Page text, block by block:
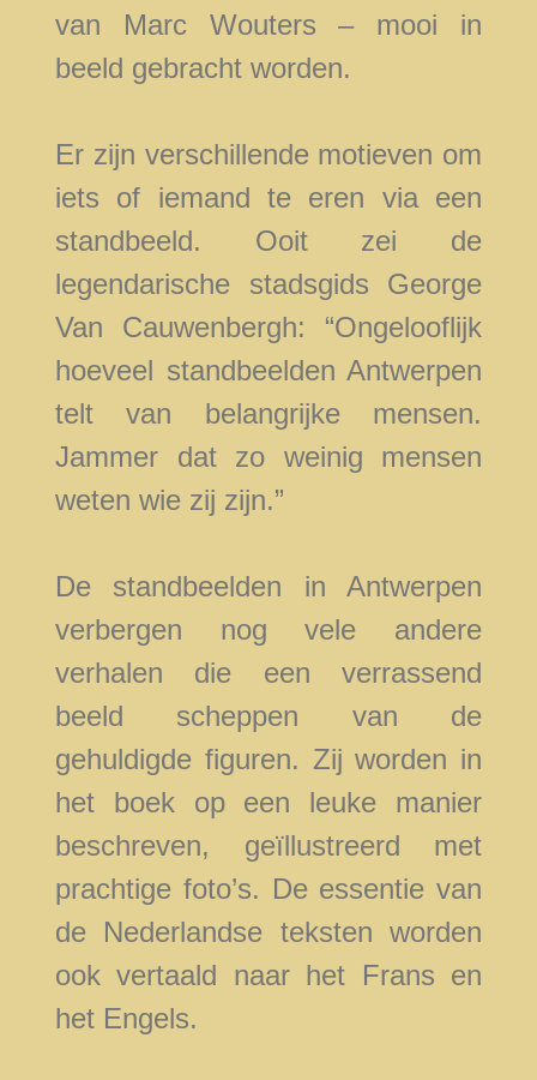
van Marc Wouters – mooi in
beeld gebracht worden.
Er zijn verschillende motieven om
iets of iemand te eren via een
standbeeld. Ooit zei de
legendarische stadsgids George
Van Cauwenbergh: “Ongelooflijk
hoeveel standbeelden Antwerpen
telt van belangrijke mensen.
Jammer dat zo weinig mensen
weten wie zij zijn.”
De standbeelden in Antwerpen
verbergen nog vele andere
verhalen die een verrassend
beeld scheppen van de
gehuldigde figuren. Zij worden in
het boek op een leuke manier
beschreven, geïllustreerd met
prachtige foto’s. De essentie van
de Nederlandse teksten worden
ook vertaald naar het Frans en
het Engels.